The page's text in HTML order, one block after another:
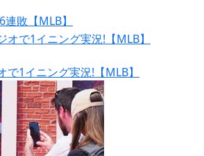
敗【MLB】
1イニング実況!【MLB】